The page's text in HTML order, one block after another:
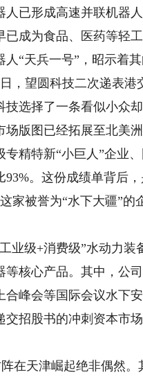
形成高速并联机器人
成为食品、医药等轻
“天兵一号”，昭示着
望圆科技二次递表港
技选择了一条看似小众
版图已经拓展至北美
特新“小巨人”企业、
。这份成绩单背后
被誉为“水下大疆”的
级+消费级”水动力装
等核心产品。其中，公
峰会等国际会议水下安
股书的冲刺资本市场
天津崛起绝非偶然。